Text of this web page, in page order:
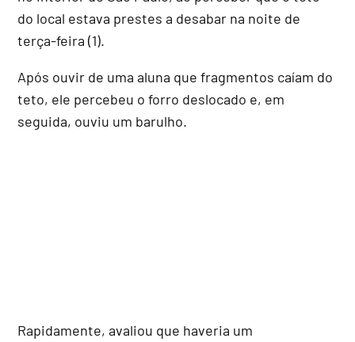
do local estava prestes a desabar na noite de
terça-feira (1).
Após ouvir de uma aluna que fragmentos caíam do
teto, ele percebeu o forro deslocado e, em
seguida, ouviu um barulho.
Rapidamente, avaliou que haveria um